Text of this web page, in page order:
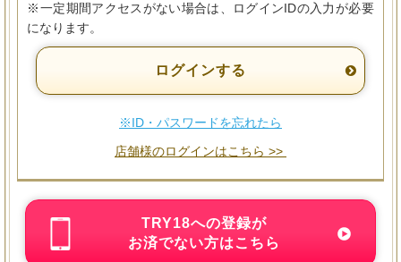
※一定期間アクセスがない場合は、ログインIDの入力が必要
になります。
※ID・パスワードを忘れたら
店舗様のログインはこちら >>
TRY18への登録が
お済でない方はこちら